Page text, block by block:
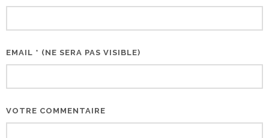
EMAIL * (NE SERA PAS VISIBLE)
VOTRE COMMENTAIRE